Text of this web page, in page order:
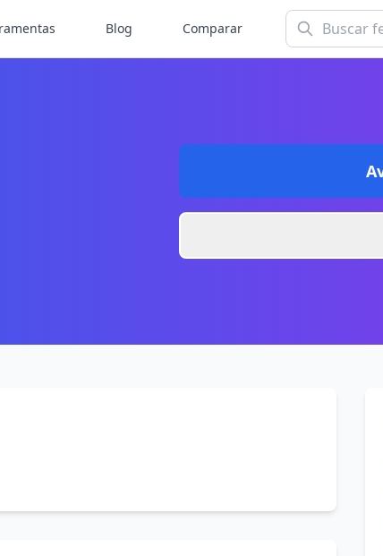
Blog Comparar